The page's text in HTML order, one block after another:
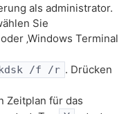
als administrator.
Sie
‚Windows Terminal
/f /r . Drücken
Zeitplan für das